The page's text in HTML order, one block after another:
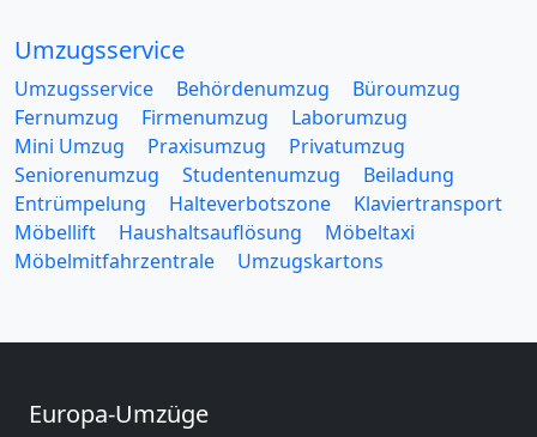
Umzugsservice
Umzugsservice Behördenumzug
Büroumzug
Fernumzug
Firmenumzug
Laborumzug
Mini Umzug
Praxisumzug
Privatumzug
Seniorenumzug
Studentenumzug
Beiladung
Entrümpelung
Halteverbotszone
Klaviertransport
Möbellift
Haushaltsauflösung
Möbeltaxi
Möbelmitfahrzentrale
Umzugskartons
Europa-Umzüge